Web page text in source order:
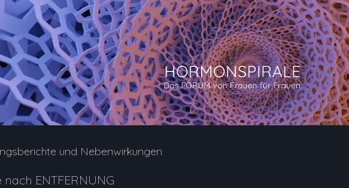
und Nebenwirkungen
ENTFERNUNG